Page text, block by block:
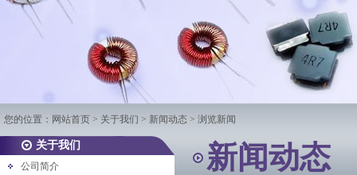
您的位置： 网站首页 > 关于我们 > 新闻动态 > 浏览新闻
关于我们
公司简介 新闻动态